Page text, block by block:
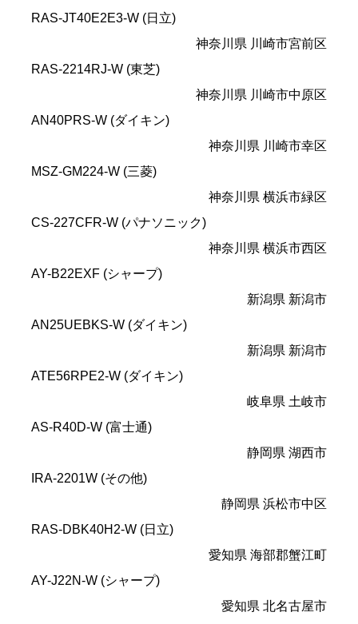
RAS-JT40E2E3-W (日立)
神奈川県 川崎市宮前区
RAS-2214RJ-W (東芝)
神奈川県 川崎市中原区
AN40PRS-W (ダイキン)
神奈川県 川崎市幸区
MSZ-GM224-W (三菱)
神奈川県 横浜市緑区
CS-227CFR-W (パナソニック)
神奈川県 横浜市西区
AY-B22EXF (シャープ)
新潟県 新潟市
AN25UEBKS-W (ダイキン)
新潟県 新潟市
ATE56RPE2-W (ダイキン)
岐阜県 土岐市
AS-R40D-W (富士通)
静岡県 湖西市
IRA-2201W (その他)
静岡県 浜松市中区
RAS-DBK40H2-W (日立)
愛知県 海部郡蟹江町
AY-J22N-W (シャープ)
愛知県 北名古屋市